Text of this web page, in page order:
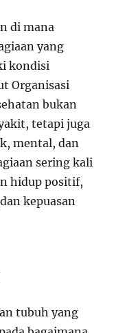
di mana
yang
kondisi
Organisasi
bukan
tetapi juga
mental, dan
sering kali
hidup positif,
kepuasan
tubuh yang